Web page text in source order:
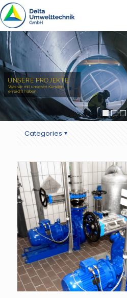
UNSERE PROJEKTE
Was wir mit unseren Kunden
erreicht haben.
Projekte
Categories